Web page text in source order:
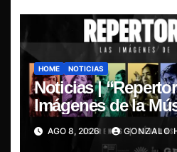
HOME NOTICIAS
Noticias |
Imágenes de la
la esencia del
nacional
AGO 8, 2026 GONZALO